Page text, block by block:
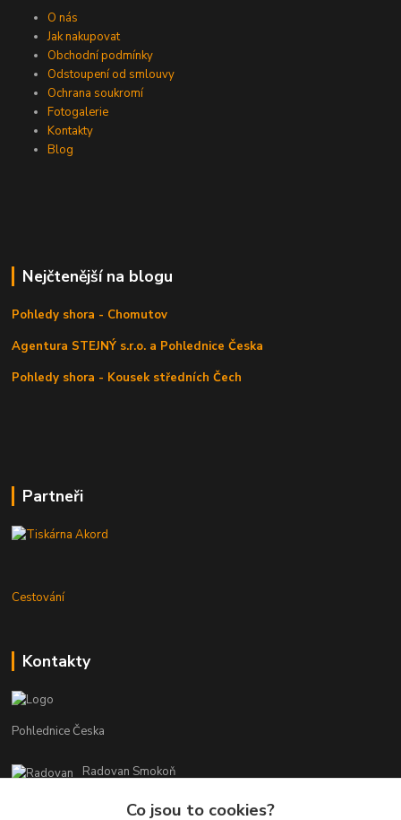
O nás
Jak nakupovat
Obchodní podmínky
Odstoupení od smlouvy
Ochrana soukromí
Fotogalerie
Kontakty
Blog
Nejčtenější na blogu
Pohledy shora - Chomutov
Agentura STEJNÝ s.r.o. a Pohlednice Česka
Pohledy shora - Kousek středních Čech
Partneři
Cestování
Kontakty
Pohlednice Česka
Radovan Smokoň
Co jsou to cookies?